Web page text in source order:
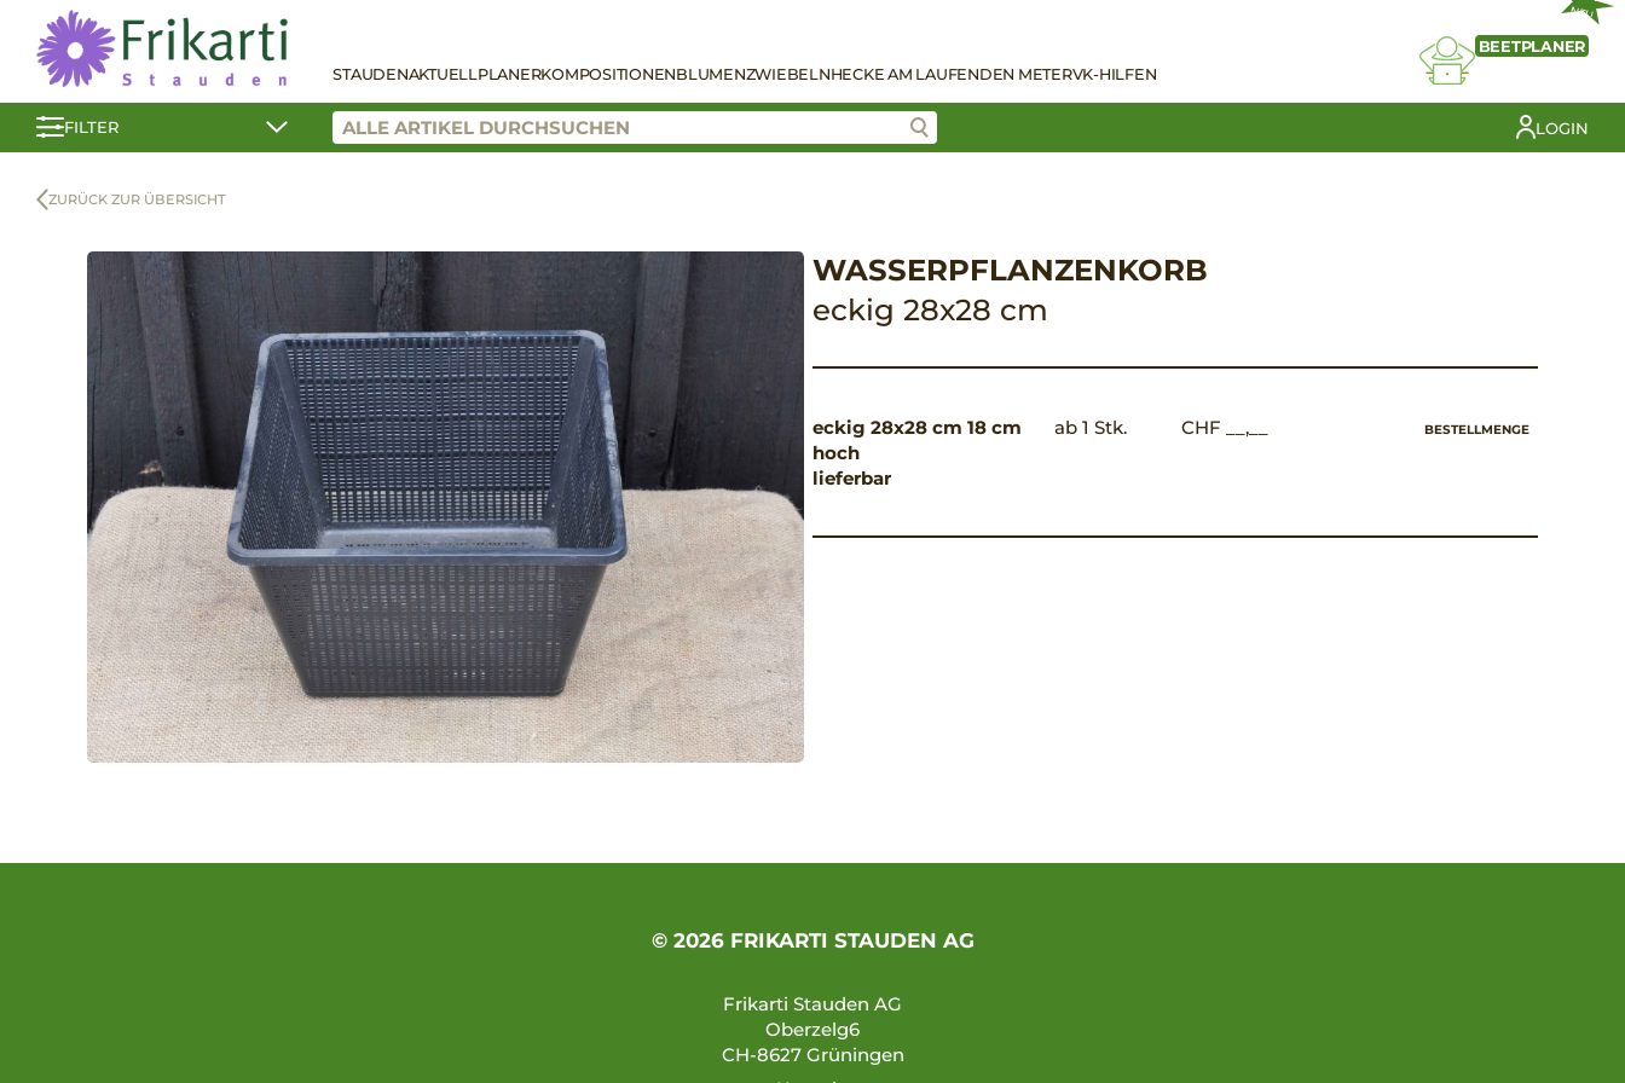
STAUDENAKTUELLPLANERKOMPOSITIONENBLUMENZWIEBELNHECKE AM LAUFENDEN METERVK-HILFEN
NEU
BEETPLANER
FILTER LOGIN
ZURÜCK ZUR ÜBERSICHT
WASSERPFLANZENKORB
eckig 28x28 cm
eckig 28x28 cm 18 cm
hoch
lieferbar
ab 1 Stk. CHF __,__ BESTELLMENGE
© 2026 FRIKARTI STAUDEN AG
Frikarti Stauden AG
Oberzelg6
CH-8627 Grüningen